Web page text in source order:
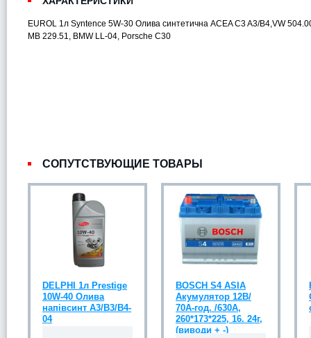
EUROL 1л Syntence 5W-30 Олива синтетична ACEA C3 A3/B4,VW
MB 229.51, BMW LL-04, Porsche C30
СОПУТСТВУЮЩИЕ ТОВАРЫ
DELPHI 1л Prestige
10W-40 Олива
напівсинт A3/B3/B4-
04
BOSCH S4 ASIA
Акумулятор 12В/
70А-год. /630А,
260*173*225, 16. 24г,
(виводи + -)